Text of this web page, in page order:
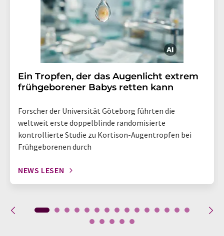
Ein Tropfen, der das Augenlicht extrem
frühgeborener Babys retten kann
Forscher der Universität Göteborg führten die
weltweit erste doppelblinde randomisierte
kontrollierte Studie zu Kortison-Augentropfen bei
Frühgeborenen durch
NEWS LESEN